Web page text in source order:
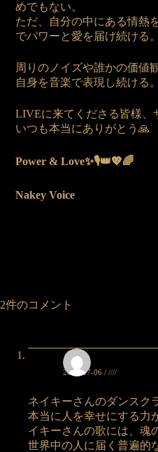
めでもない。
ただ、自分の中にある情熱
でパワーと愛を届け続ける。
周りのノイズや誰かの価値
自身を音楽で表現し続ける
LIVEに来てくださる皆様、
いつも本当にありがとう🙏
Power & Love✨🎙️👑💖🌈
Nakey Voice
2件のコメント
タケ
2026-07-06 / ////
ネイキーさんのダンスク
本当に人を幸せにする力
イキーさんの歌には、魂
世界中の人に届く普遍的